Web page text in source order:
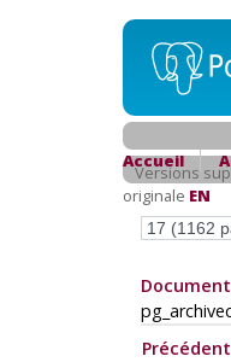
Accueil
Versions
originale EN
Précédent